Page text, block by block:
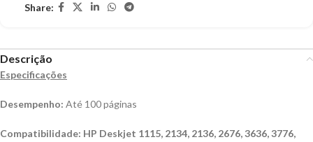
Share:
Descrição
Especificações
Desempenho: Até 100 páginas
Compatibilidade: HP Deskjet 1115, 2134, 2136, 2676, 3636, 3776,